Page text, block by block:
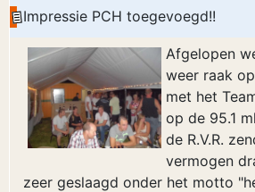
Impressie PCH toegevoegd!!
Afgelopen
weer raak
met het
op de 95.1
de R.V.R.
vermogen
zeer geslaagd onder het motto